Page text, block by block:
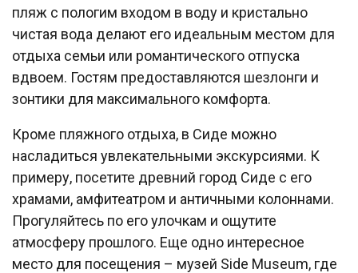
пляж с пологим входом в воду и кристально
чистая вода делают его идеальным местом для
отдыха семьи или романтического отпуска
вдвоем. Гостям предоставляются шезлонги и
зонтики для максимального комфорта.
Кроме пляжного отдыха, в Сиде можно
насладиться увлекательными экскурсиями. К
примеру, посетите древний город Сиде с его
храмами, амфитеатром и античными колоннами.
Прогуляйтесь по его улочкам и ощутите
атмосферу прошлого. Еще одно интересное
место для посещения – музей Side Museum, где